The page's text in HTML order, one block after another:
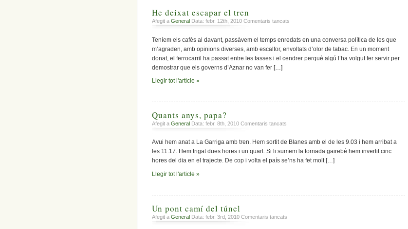
He deixat escapar el tren
Afegit a General Data: febr. 12th, 2010 Comentaris tancats
deixat
tren
Teníem els cafès al davant, passàvem el temps enredats en una conversa política de les que
m’agraden, amb opinions diverses, amb escalfor, envoltats d’olor de tabac. En un moment
donat, el ferrocarril ha passat entre les tasses i el cendrer perquè algú l’ha volgut fer servir per
demostrar que els governs d’Aznar no van fer […]
Llegir tot l'article »
Quants anys, papa?
Afegit a General Data: febr. 8th, 2010 Comentaris tancats
anys,
papa?
Avui hem anat a La Garriga amb tren. Hem sortit de Blanes amb el de les 9.03 i hem arribat a
les 11.17. Hem trigat dues hores i un quart. Si li sumem la tornada gairebé hem invertit cinc
hores del dia en el trajecte. De cop i volta el país se’ns ha fet molt […]
Llegir tot l'article »
Un pont camí del túnel
Afegit a General Data: febr. 3rd, 2010 Comentaris tancats